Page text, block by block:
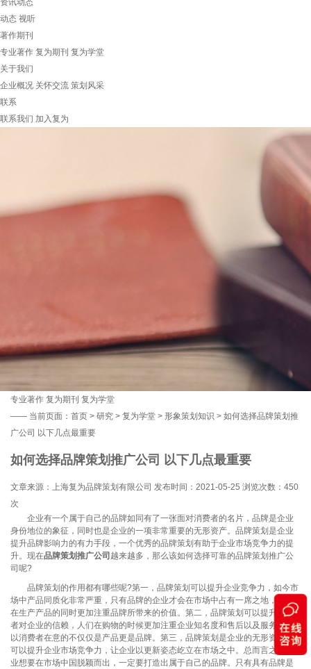
资讯动态
动态 视听
著作期刊
专业著作 复为期刊 复为学堂
关于我们
企业概况 关怀交流 策划风采
联系
联系我们 加入复为
专业著作 复为期刊 复为学堂
—— 当前页面： 首页 > 研究 > 复为学堂 > 形象策划知识 > 如何选择品牌策划推
广公司 以下几点最重要
如何选择品牌策划推广公司 以下几点最重要
文章来源：上海复为品牌策划有限公司 发布时间：2021-05-25 浏览次数： 450
次
企业有一个属于自己的品牌如同有了一张面对消费者的名片，品牌是企业
身份地位的象征，同时也是企业的一项非常重要的无形资产。品牌策划是企业
提升品牌影响力的有力手段，一个优秀的品牌策划有助于企业市场竞争力的提
升。现在品牌策划推广公司 越来越多，那么该如何选择可靠的品牌策划推广公
司呢?
品牌策划的作用都有哪些呢?第一，品牌策划可以提升企业竞争力，如今市
场中产品同质化非常严重，只有品牌的企业才会在市场中占有一席之地，企业
在生产产品的同时更加注重品牌所带来的价值。第二，品牌策划可以提升消费
者对企业的信赖，人们在购物的时候更加注重企业知名度和售后以及服务，所
以消费者在意的不仅仅是产品更是品牌。第三，品牌策划是企业的无形资产，
可以提升企业市场竞争力，让企业以更新姿态屹立在市场之中。总而言之，企
业想要在市场中国脱颖而出，一定要打造出属于自己的品牌。只有具有品牌是